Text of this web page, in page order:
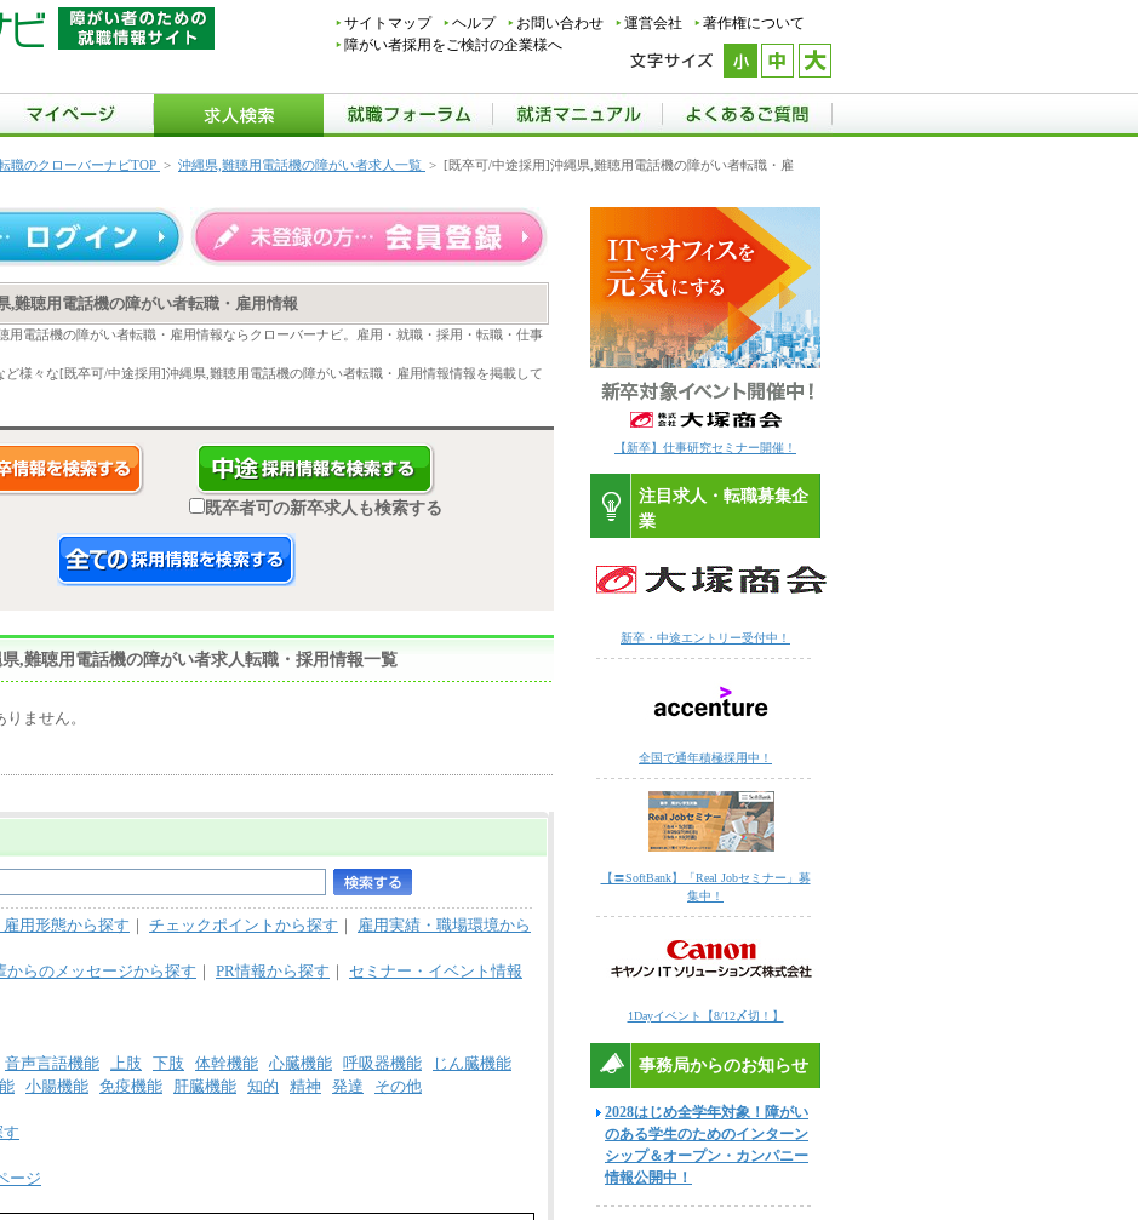
サイトマップ ヘルプ お問い合わせ 運営会社
著作権について
障がい者採用をご検討の企業様へ
職のクローバーナビTOP > 沖縄県,難聴用電話機の障がい者求人一覧 > [既卒可/中途採用]沖縄県,難聴用電話機の障がい者転職・雇
,難聴用電話機の障がい者転職・雇用情報
用電話機の障がい者転職・雇用情報ならクローバーナビ。雇用・就職・採用・転職・仕事
ど様々な[既卒可/中途採用]沖縄県,難聴用電話機の障がい者転職・雇用情報情報を掲載して
既卒者可の新卒求人も検索する
,難聴用電話機の障がい者求人転職・採用情報一覧
ません。
用形態から探す ｜ チェックポイントから探す ｜ 雇用実績・職場環境から
からのメッセージから探す ｜ PR情報から探す ｜ セミナー・イベント情報
音声言語機能 上肢 下肢 体幹機能 心臓機能 呼吸器機能
じん臓機能
小腸機能 免疫機能 肝臓機能 知的 精神 発達 その他
ージ
【新卒】仕事研究セミナー開催！
注目求人・転職募集企
業
新卒・中途エントリー受付中！
全国で通年積極採用中！
【〓SoftBank】「Real Jobセミナー」募
集中！
1Dayイベント【8/12〆切！】
事務局からのお知らせ
2028はじめ全学年対象！障がい
のある学生のためのインターン
シップ＆オープン・カンパニー
情報公開中！